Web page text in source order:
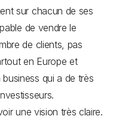
sur chacun de ses
de vendre le
de clients, pas
en Europe et
qui a de très
une vision très claire.